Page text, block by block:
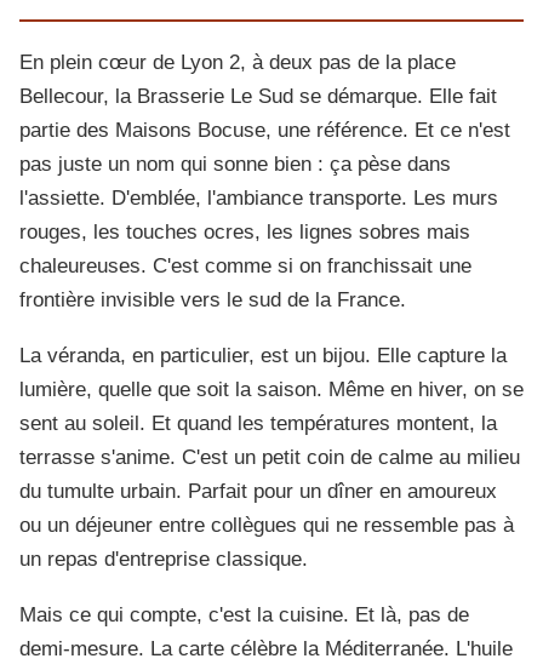
En plein cœur de Lyon 2, à deux pas de la place
Bellecour, la Brasserie Le Sud se démarque. Elle fait
partie des Maisons Bocuse, une référence. Et ce n'est
pas juste un nom qui sonne bien : ça pèse dans
l'assiette. D'emblée, l'ambiance transporte. Les murs
rouges, les touches ocres, les lignes sobres mais
chaleureuses. C'est comme si on franchissait une
frontière invisible vers le sud de la France.
La véranda, en particulier, est un bijou. Elle capture la
lumière, quelle que soit la saison. Même en hiver, on se
sent au soleil. Et quand les températures montent, la
terrasse s'anime. C'est un petit coin de calme au milieu
du tumulte urbain. Parfait pour un dîner en amoureux
ou un déjeuner entre collègues qui ne ressemble pas à
un repas d'entreprise classique.
Mais ce qui compte, c'est la cuisine. Et là, pas de
demi-mesure. La carte célèbre la Méditerranée. L'huile